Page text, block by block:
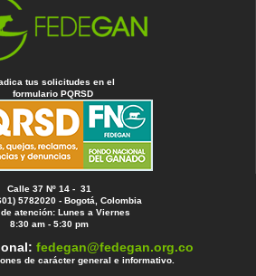
tus solicitudes en el
formulario PQRSD
Calle 37 Nº 14 - 31
5782020 - Bogotá, Colombia
atención: Lunes a Viernes
8:30 am - 5:30 pm
fedegan@fedegan.org.co
de carácter general e informativo.